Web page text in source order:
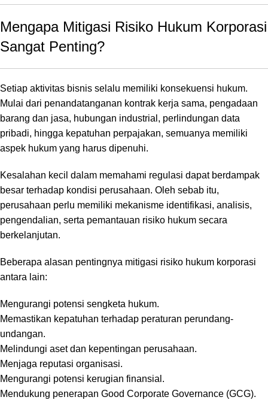
Mengapa Mitigasi Risiko Hukum Korporasi
Sangat Penting?
Setiap aktivitas bisnis selalu memiliki konsekuensi hukum.
Mulai dari penandatanganan kontrak kerja sama, pengadaan
barang dan jasa, hubungan industrial, perlindungan data
pribadi, hingga kepatuhan perpajakan, semuanya memiliki
aspek hukum yang harus dipenuhi.
Kesalahan kecil dalam memahami regulasi dapat berdampak
besar terhadap kondisi perusahaan. Oleh sebab itu,
perusahaan perlu memiliki mekanisme identifikasi, analisis,
pengendalian, serta pemantauan risiko hukum secara
berkelanjutan.
Beberapa alasan pentingnya mitigasi risiko hukum korporasi
antara lain:
Mengurangi potensi sengketa hukum.
Memastikan kepatuhan terhadap peraturan perundang-
undangan.
Melindungi aset dan kepentingan perusahaan.
Menjaga reputasi organisasi.
Mengurangi potensi kerugian finansial.
Mendukung penerapan Good Corporate Governance (GCG).